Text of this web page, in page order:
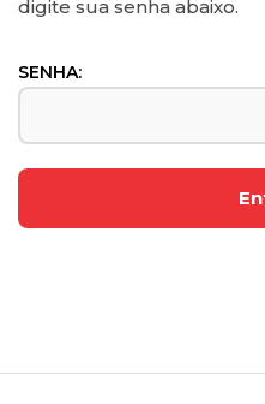
digite sua senha abaixo.
SENHA: